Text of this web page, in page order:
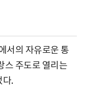
서의 자유로운 통
스 주도로 열리는
다.